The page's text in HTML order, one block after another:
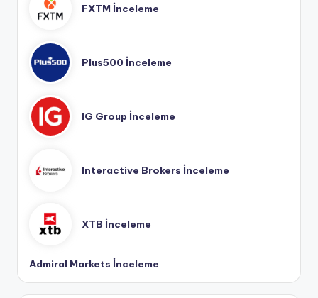
FXTM İnceleme
Plus500 İnceleme
IG Group İnceleme
Interactive Brokers İnceleme
XTB İnceleme
Admiral Markets İnceleme